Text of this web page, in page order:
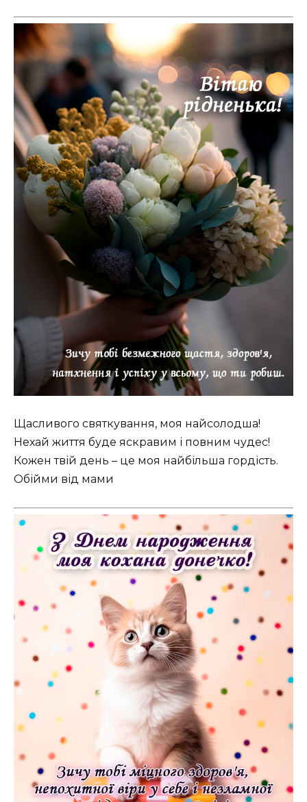
Щасливого святкування, моя найсолодша!
Нехай життя буде яскравим і повним чудес!
Кожен твій день – це моя найбільша гордість.
Обійми від мами